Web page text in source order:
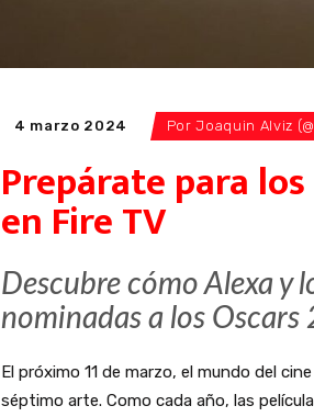
4 marzo 2024 PorJoaquin Alviz
Prepárate para
en Fire TV
Descubre cómo Alexa y
nominadas a los
El próximo 11 de marzo, el mundo del
séptimo arte. Como cada año, las